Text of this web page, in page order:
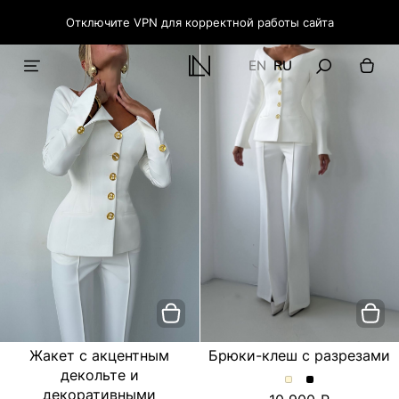
Отключите VPN для корректной работы сайта
EN RU
Жакет с акцентным
декольте и
декоративными
Брюки-клеш с разрезами
Брюки-Брюки-